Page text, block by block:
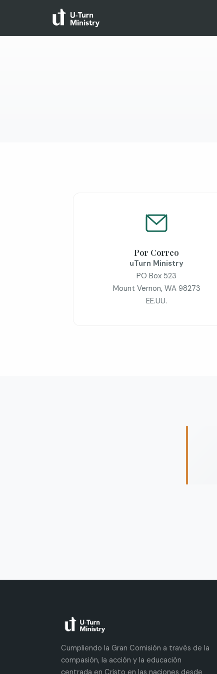
Por Correo
uTurn Ministry
PO Box 523
Mount Vernon, WA 98273
EE.UU.
Cumpliendo la Gran Comisión a través de la
compasión, la acción y la educación
centrada en Cristo en las naciones desde